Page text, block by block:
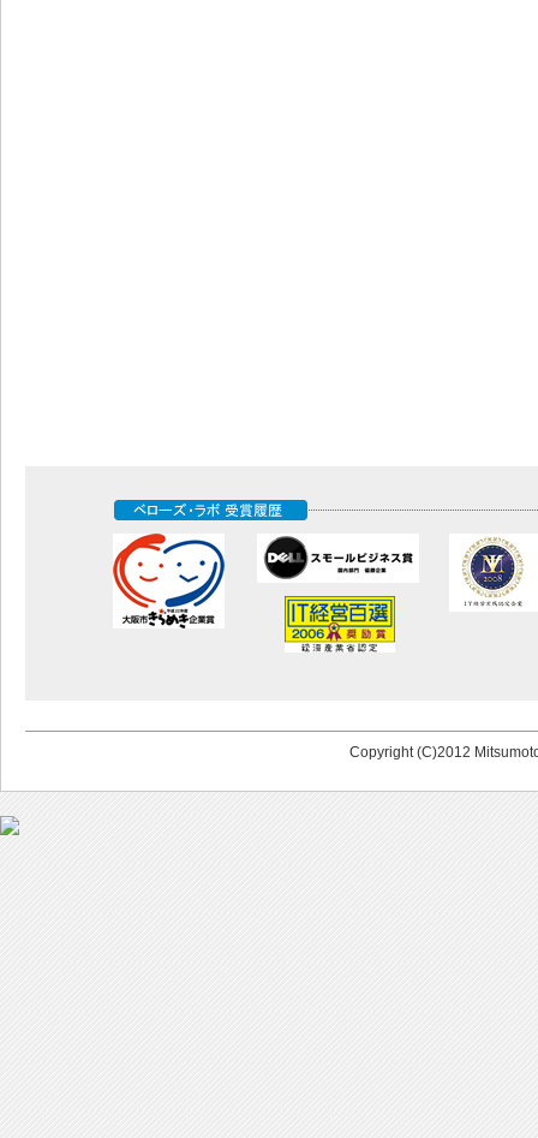
Copyright (C)2012